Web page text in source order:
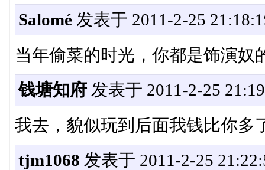
Salomé发表于 2011-2-25
当年偷菜的时光，你都是饰演奴
钱塘知府发表于 2011-2-25
我去，貌似玩到后面我钱比你多
tjm1068 发表于 2011-2-25